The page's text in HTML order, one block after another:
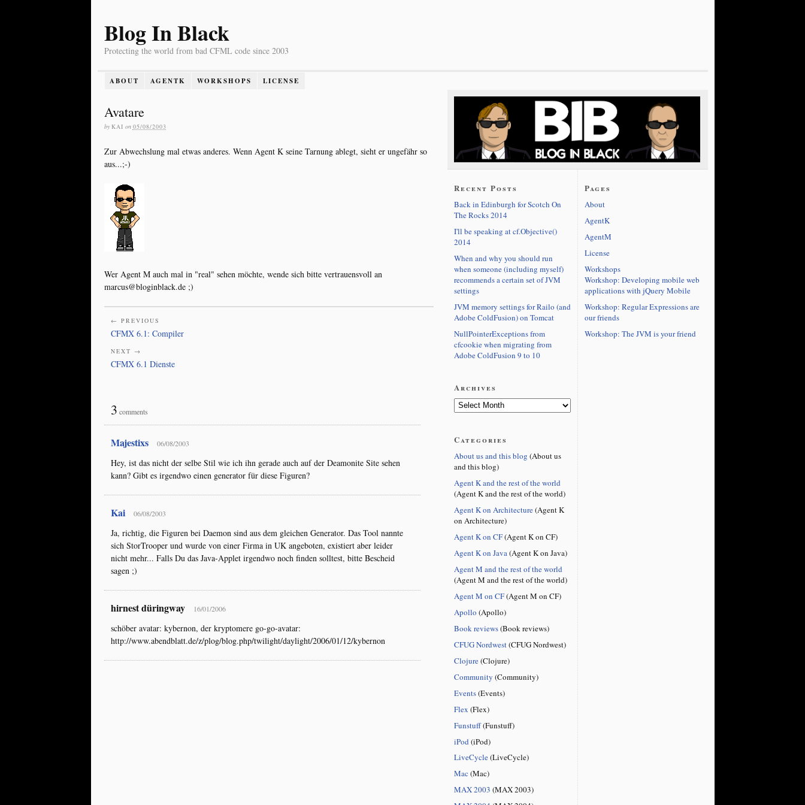
Blog In Black
Protecting the world from bad CFML code since 2003
ABOUT AGENTK WORKSHOPS LICENSE
Avatare
by KAI on 05/08/2003
Zur Abwechslung mal etwas anderes. Wenn Agent K seine Tarnung ablegt, sieht er ungefähr so
aus...;-)
Wer Agent M auch mal in "real" sehen möchte, wende sich bitte vertrauensvoll an
marcus@bloginblack.de ;)
← PREVIOUS
CFMX 6.1: Compiler
NEXT →
CFMX 6.1 Dienste
3 comments
Majestixs 06/08/2003
Hey, ist das nicht der selbe Stil wie ich ihn gerade auch auf der Deamonite Site sehen
kann? Gibt es irgendwo einen generator für diese Figuren?
Kai 06/08/2003
Ja, richtig, die Figuren bei Daemon sind aus dem gleichen Generator. Das Tool nannte
sich StorTrooper und wurde von einer Firma in UK angeboten, existiert aber leider
nicht mehr... Falls Du das Java-Applet irgendwo noch finden solltest, bitte Bescheid
sagen ;)
hirnest düringway 16/01/2006
schöber avatar: kybernon, der kryptomere go-go-avatar:
http://www.abendblatt.de/z/plog/blog.php/twilight/daylight/2006/01/12/kybernon
Recent Posts
Back in Edinburgh for Scotch On
The Rocks 2014
I'll be speaking at cf.Objective()
2014
When and why you should run
when someone (including myself)
recommends a certain set of JVM
settings
JVM memory settings for Railo (and
Adobe ColdFusion) on Tomcat
NullPointerExceptions from
cfcookie when migrating from
Adobe ColdFusion 9 to 10
Archives
Categories
About us and this blog (About us
and this blog)
Agent K and the rest of the world
(Agent K and the rest of the world)
Agent K on Architecture(Agent K
on Architecture)
Agent K on CF(Agent K on CF)
Agent K on Java(Agent K on Java)
Agent M and the rest of the world
(Agent M and the rest of the world)
Agent M on CF(Agent M on CF)
Apollo (Apollo)
Book reviews(Book reviews)
CFUG Nordwest(CFUG Nordwest)
Clojure(Clojure)
Community (Community)
Events(Events)
Flex (Flex)
Funstuff(Funstuff)
iPod (iPod)
LiveCycle(LiveCycle)
Mac (Mac)
MAX 2003 (MAX 2003)
Pages
About
AgentK
AgentM
License
Workshops
Workshop: Developing mobile web
applications with jQuery Mobile
Workshop: Regular Expressions are
our friends
Workshop: The JVM is your friend